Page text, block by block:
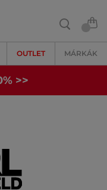
OUTLET MÁRKÁK
>>